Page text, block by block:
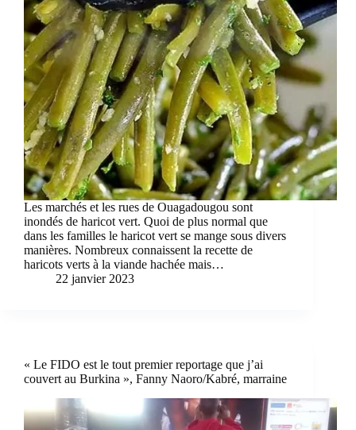
Les marchés et les rues de Ouagadougou sont
inondés de haricot vert. Quoi de plus normal que
dans les familles le haricot vert se mange sous divers
manières. Nombreux connaissent la recette de
haricots verts à la viande hachée mais…
22 janvier 2023
« Le FIDO est le tout premier reportage que j’ai
couvert au Burkina », Fanny Naoro/Kabré, marraine